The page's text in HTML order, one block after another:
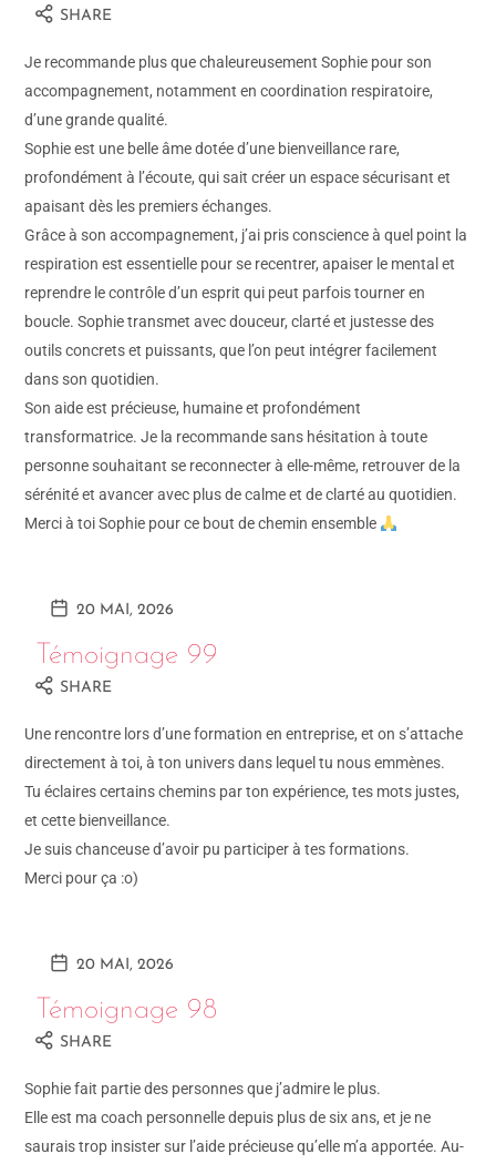
SHARE
Je recommande plus que chaleureusement Sophie pour son
accompagnement, notamment en coordination respiratoire,
d’une grande qualité.
Sophie est une belle âme dotée d’une bienveillance rare,
profondément à l’écoute, qui sait créer un espace sécurisant et
apaisant dès les premiers échanges.
Grâce à son accompagnement, j’ai pris conscience à quel point la
respiration est essentielle pour se recentrer, apaiser le mental et
reprendre le contrôle d’un esprit qui peut parfois tourner en
boucle. Sophie transmet avec douceur, clarté et justesse des
outils concrets et puissants, que l’on peut intégrer facilement
dans son quotidien.
Son aide est précieuse, humaine et profondément
transformatrice. Je la recommande sans hésitation à toute
personne souhaitant se reconnecter à elle-même, retrouver de la
sérénité et avancer avec plus de calme et de clarté au quotidien.
Merci à toi Sophie pour ce bout de chemin ensemble
20 MAI, 2026
Témoignage 99
SHARE
Une rencontre lors d’une formation en entreprise, et on s’attache
directement à toi, à ton univers dans lequel tu nous emmènes.
Tu éclaires certains chemins par ton expérience, tes mots justes,
et cette bienveillance.
Je suis chanceuse d’avoir pu participer à tes formations.
Merci pour ça :o)
20 MAI, 2026
Témoignage 98
SHARE
Sophie fait partie des personnes que j’admire le plus.
Elle est ma coach personnelle depuis plus de six ans, et je ne
saurais trop insister sur l’aide précieuse qu’elle m’a apportée. Au-